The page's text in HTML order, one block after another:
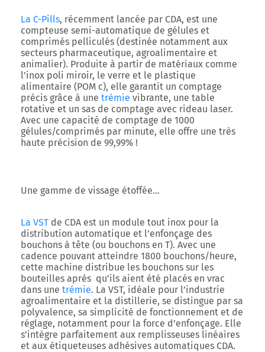
La C-Pills, récemment lancée par CDA, est une
compteuse semi-automatique de gélules et
comprimés pelliculés (destinée notamment aux
secteurs pharmaceutique, agroalimentaire et
animalier). Produite à partir de matériaux comme
l’inox poli miroir, le verre et le plastique
alimentaire (POM c), elle garantit un comptage
précis grâce à une trémie vibrante, une table
rotative et un sas de comptage avec rideau laser.
Avec une capacité de comptage de 1000
gélules/comprimés par minute, elle offre une très
haute précision de 99,99% !
Une gamme de vissage étoffée…
La VST de CDA est un module tout inox pour la
distribution automatique et l’enfonçage des
bouchons à tête (ou bouchons en T). Avec une
cadence pouvant atteindre 1800 bouchons/heure,
cette machine distribue les bouchons sur les
bouteilles après qu’ils aient été placés en vrac
dans une trémie. La VST, idéale pour l’industrie
agroalimentaire et la distillerie, se distingue par sa
polyvalence, sa simplicité de fonctionnement et de
réglage, notamment pour la force d’enfonçage. Elle
s’intègre parfaitement aux remplisseuses linéaires
et aux étiqueteuses adhésives automatiques CDA.